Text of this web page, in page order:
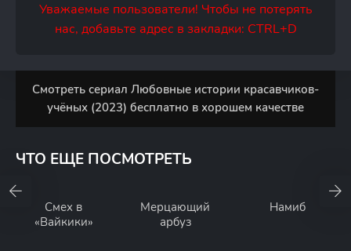
Уважаемые пользователи! Чтобы не потерять
нас, добавьте адрес в закладки: CTRL+D
Смотреть сериал Любовные истории красавчиков-
учёных (2023) бесплатно в хорошем качестве
ЧТО ЕЩЕ ПОСМОТРЕТЬ
Смех в
«Вайкики»
Мерцающий
арбуз
Намиб